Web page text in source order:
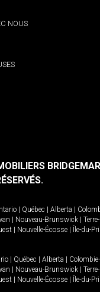
NOUS
Québec Alberta
Nouveau-Brunswick
Nouvelle-Écosse Île-du-
Québec Alberta
Nouveau-Brunswick
Nouvelle-Écosse Île-du-